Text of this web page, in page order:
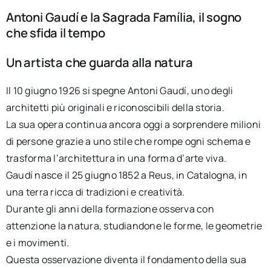
Antoni Gaudí e la Sagrada Família, il sogno
che sfida il tempo
Un artista che guarda alla natura
Il 10 giugno 1926 si spegne Antoni Gaudí, uno degli
architetti più originali e riconoscibili della storia.
La sua opera continua ancora oggi a sorprendere milioni
di persone grazie a uno stile che rompe ogni schema e
trasforma l’architettura in una forma d’arte viva.
Gaudí nasce il 25 giugno 1852 a Reus, in Catalogna, in
una terra ricca di tradizioni e creatività.
Durante gli anni della formazione osserva con
attenzione la natura, studiandone le forme, le geometrie
e i movimenti.
Questa osservazione diventa il fondamento della sua